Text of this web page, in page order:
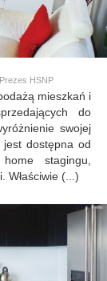
HSNP
mieszkań i
do
swojej
dostępna od
stagingu,
Właściwie (...)